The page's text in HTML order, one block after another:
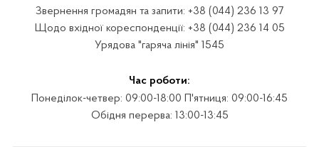
Звернення громадян та запити: +38 (044) 236 13 97
Щодо вхідної кореспонденції: +38 (044) 236 14 05
Урядова "гаряча лінія" 1545
Час роботи:
Понеділок-четвер: 09:00-18:00 П'ятниця: 09:00-16:45
Обідня перерва: 13:00-13:45